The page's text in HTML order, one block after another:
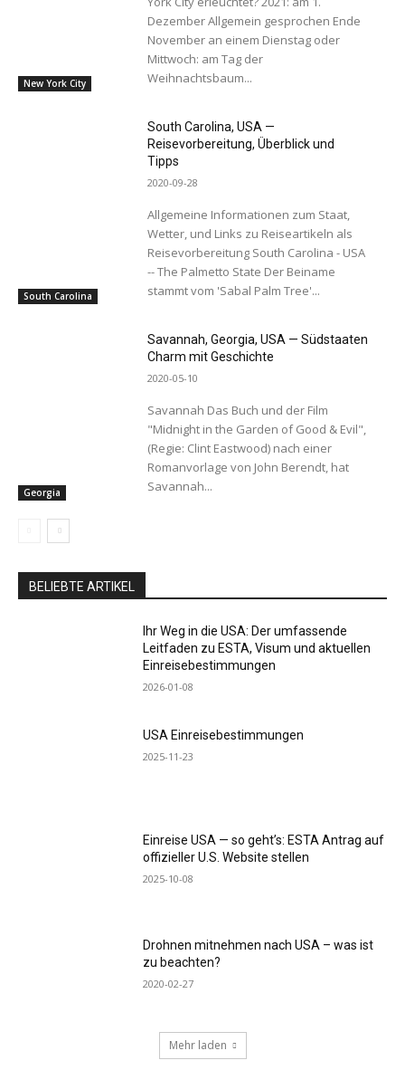
New York City
Dezember Allgemein gesprochen Ende
November an einem Dienstag oder
Mittwoch: am Tag der
Weihnachtsbaum...
South Carolina
South Carolina, USA —
Reisevorbereitung, Überblick und
Tipps
2020-09-28
Allgemeine Informationen zum Staat,
Wetter, und Links zu Reiseartikeln als
Reisevorbereitung South Carolina - USA
-- The Palmetto State Der Beiname
stammt vom 'Sabal Palm Tree'...
Georgia
Savannah, Georgia, USA — Südstaaten
Charm mit Geschichte
2020-05-10
Savannah Das Buch und der Film
"Midnight in the Garden of Good & Evil",
(Regie: Clint Eastwood) nach einer
Romanvorlage von John Berendt, hat
Savannah...
BELIEBTE ARTIKEL
Ihr Weg in die USA: Der umfassende
Leitfaden zu ESTA, Visum und aktuellen
Einreisebestimmungen
2026-01-08
USA Einreisebestimmungen
2025-11-23
Einreise USA — so geht’s: ESTA Antrag auf
offizieller U.S. Website stellen
2025-10-08
Drohnen mitnehmen nach USA – was ist
zu beachten?
2020-02-27
Mehr laden